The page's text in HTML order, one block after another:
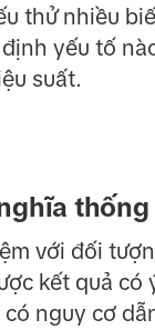
thử nhiều
yếu tố
suất.
thống
với đối
kết quả có
nguy cơ